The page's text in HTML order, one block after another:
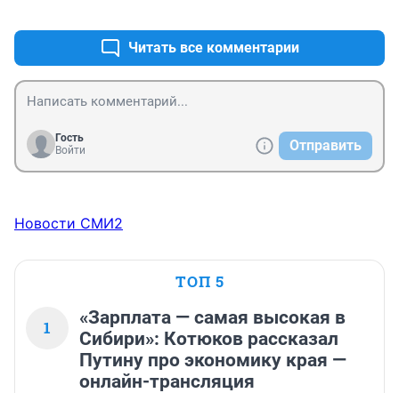
Читать все комментарии
Гость
Войти
Отправить
Новости СМИ2
ТОП 5
1
«Зарплата — самая высокая в
Сибири»: Котюков рассказал
Путину про экономику края —
онлайн-трансляция